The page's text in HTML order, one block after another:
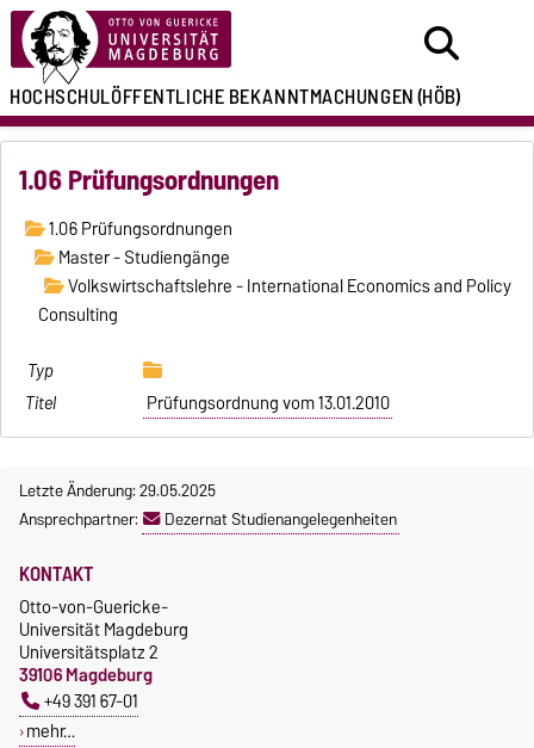
HOCHSCHULÖFFENTLICHEBEKANNTMACHUNGEN(HÖB)
1.06 Prüfungsordnungen
1.06 Prüfungsordnungen
Master - Studiengänge
Volkswirtschaftslehre - International Economics and Policy
Consulting
Prüfungsordnung vom 13.01.2010
Letzte Änderung: 29.05.2025
Ansprechpartner:
Dezernat Studienangelegenheiten
KONTAKT
Otto-von-Guericke-
Universität Magdeburg
Universitätsplatz 2
39106 Magdeburg
+49 391 67-01
mehr…